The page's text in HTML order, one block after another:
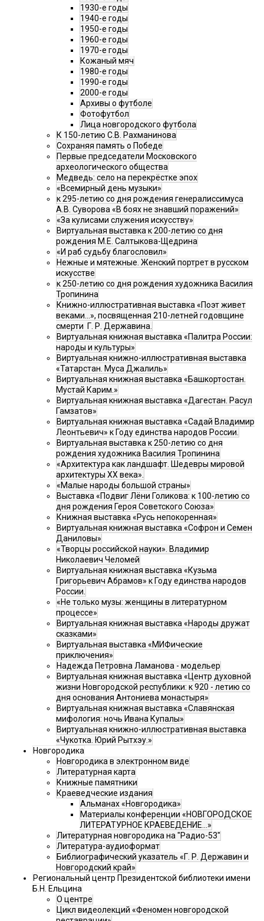
1930-е годы
1940-е годы
1950-е годы
1960-е годы
1970-е годы
Кожаный мяч
1980-е годы
1990-е годы
2000-е годы
Архивы о футболе
Фотофутбол
Лица новгородского футбола
К 150-летию С.В. Рахманинова
Сохраняя память о Победе
Первые председатели Московского
археологического общества
Медведь: село на перекрёстке эпох
«Всемирный день музыки»
к 295-летию со дня рождения генералиссимуса
А.В. Суворова «В боях не знавший поражений»
«За кулисами служения искусству»
Виртуальная выставка к 200-летию со дня
рождения М.Е. Салтыкова-Щедрина
«И раб судьбу благословил»
Нежные и мятежные. Женский портрет в русском
искусстве
к 250-летию со дня рождения художника Василия
Тропинина
Книжно-иллюстративная выставка «Поэт живет
веками…», посвященная 210-летней годовщине
смерти Г. Р. Державина.
Виртуальная книжная выставка «Палитра России:
народы и культуры»
Виртуальная книжно-иллюстративная выставка
«Татарстан. Муса Джалиль»
Виртуальная книжная выставка «Башкортостан.
Мустай Карим.»
Виртуальная книжная выставка «Дагестан. Расул
Гамзатов»
Виртуальная книжная выставка «Садай Владимир
Леонтьевич» к Году единства народов России.
Виртуальная выставка к 250-летию со дня
рождения художника Василия Тропинина
«Архитектура как ландшафт. Шедевры мировой
архитектуры XX века».
«Малые народы большой страны»
Выставка «Подвиг Лёни Голикова: к 100-летию со
дня рождения Героя Советского Союза»
Книжная выставка «Русь непокоренная»
Виртуальная книжная выставка «Софрон и Семен
Даниловы»
«Творцы российской науки». Владимир
Николаевич Челомей
Виртуальная книжная выставка «Кузьма
Григорьевич Абрамов» к Году единства народов
России.
«Не только музы: женщины в литературном
процессе»
Виртуальная книжная выставка «Народы дружат
сказками»
Виртуальная выставка «МИФические
приключения»
Надежда Петровна Ламанова - модельер
Виртуальная книжная выставка «Центр духовной
жизни Новгородской республики: к 920 - летию со
дня основания Антониева монастыря»
Виртуальная книжная выставка «Славянская
мифология: ночь Ивана Купалы»
Виртуальная книжно-иллюстративная выставка
«Чукотка. Юрий Рытхэу.»
Новгородика
Новгородика в электронном виде
Литературная карта
Книжные памятники
Краеведческие издания
Альманах «Новгородика»
Материалы конференции «НОВГОРОДСКОЕ
ЛИТЕРАТУРНОЕ КРАЕВЕДЕНИЕ...»
Литературная новгородика на "Радио-53"
Литература-аудиоформат
Библиографический указатель «Г. Р. Державин и
Новгородский край»
Региональный центр Президентской библиотеки имени
Б.Н. Ельцина
О центре
Цикл видеолекций «Феномен новгородской